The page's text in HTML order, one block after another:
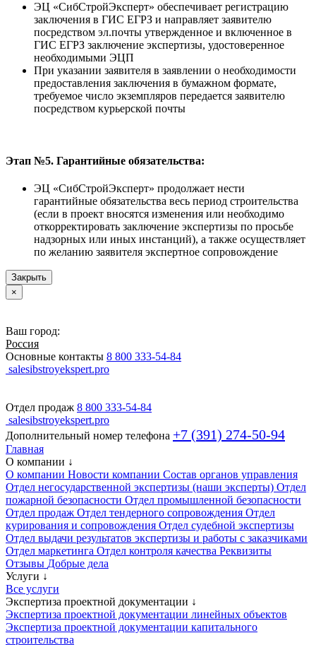
ЭЦ «СибСтройЭксперт» обеспечивает регистрацию
заключения в ГИС ЕГРЗ и направляет заявителю
посредством эл.почты утвержденное и включенное в
ГИС ЕГРЗ заключение экспертизы, удостоверенное
необходимыми ЭЦП
При указании заявителя в заявлении о необходимости
предоставления заключения в бумажном формате,
требуемое число экземпляров передается заявителю
посредством курьерской почты
Этап №5. Гарантийные обязательства:
ЭЦ «СибСтройЭксперт» продолжает нести
гарантийные обязательства весь период строительства
(если в проект вносятся изменения или необходимо
откорректировать заключение экспертизы по просьбе
надзорных или иных инстанций), а также осуществляет
по желанию заявителя экспертное сопровождение
Закрыть
×
Ваш город:
Россия
Основные контакты 8 800 333-54-84
salesibstroyekspert.pro
Отдел продаж 8 800 333-54-84
salesibstroyekspert.pro
Дополнительный номер телефона +7 (391) 274-50-94
Главная
О компании ↓
О компании Новости компании Состав органов управления
Отдел негосударственной экспертизы (наши эксперты) Отдел
пожарной безопасности Отдел промышленной безопасности
Отдел продаж Отдел тендерного сопровождения Отдел
курирования и сопровождения Отдел судебной экспертизы
Отдел выдачи результатов экспертизы и работы с заказчиками
Отдел маркетинга Отдел контроля качества Реквизиты
Отзывы Добрые дела
Услуги ↓
Все услуги
Экспертиза проектной документации ↓
Экспертиза проектной документации линейных объектов
Экспертиза проектной документации капитального
строительства